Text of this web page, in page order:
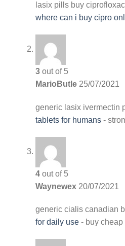
lasix pills buy
where can i buy cipro
3 out of 5
MarioButle 25/07/2021
generic lasix ivermectin
tablets for humans -
4 out of 5
Waynewex 20/07/2021
generic cialis canadian
for daily use - buy